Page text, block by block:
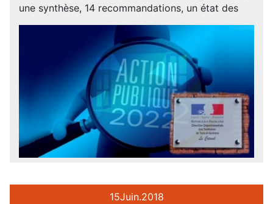
une synthèse, 14 recommandations, un état des
15Juin.2018